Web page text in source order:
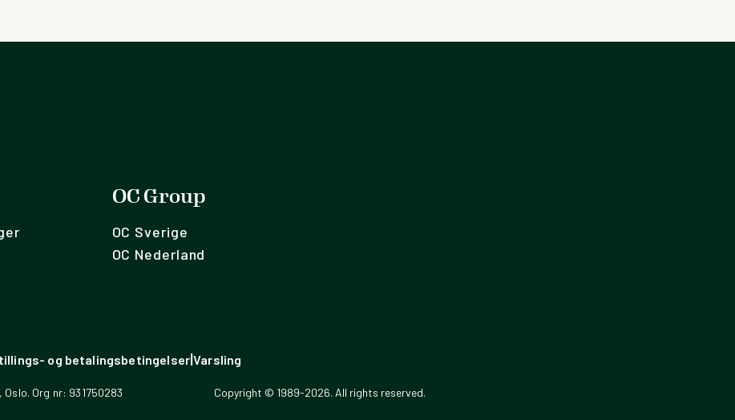
OC Group
OC Sverige
OC Nederland
og betalingsbetingelser|Varsling
Org nr: 931750283 Copyright © 1989-2026. All rights reserved.